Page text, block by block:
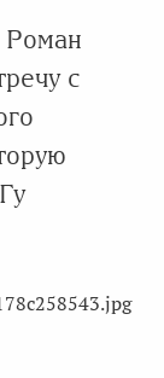
Роман
с